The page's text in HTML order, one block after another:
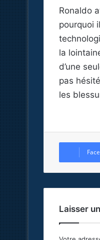
Ronaldo
pourquoi
la
d’une
pas
les
Laisser